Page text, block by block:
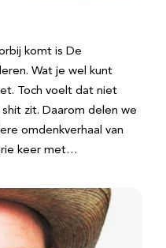
komt is De
Wat je wel kunt
Toch voelt dat niet
zit. Daarom delen we
omdenkverhaal van
keer met…